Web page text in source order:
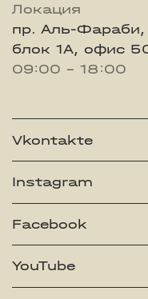
Локация
пр. Аль-
блок 1А, офис
09:00 - 18:00
Vkontakte
Instagram
Facebook
YouTube